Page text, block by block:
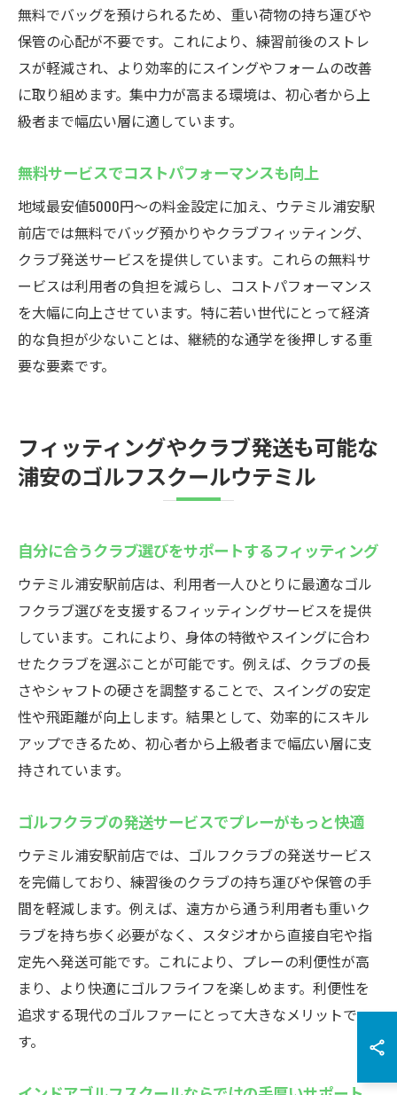
無料でバッグを預けられるため、重い荷物の持ち運びや
保管の心配が不要です。これにより、練習前後のストレ
スが軽減され、より効率的にスイングやフォームの改善
に取り組めます。集中力が高まる環境は、初心者から上
級者まで幅広い層に適しています。
無料サービスでコストパフォーマンスも向上
地域最安値5000円〜の料金設定に加え、ウテミル浦安駅
前店では無料でバッグ預かりやクラブフィッティング、
クラブ発送サービスを提供しています。これらの無料サ
ービスは利用者の負担を減らし、コストパフォーマンス
を大幅に向上させています。特に若い世代にとって経済
的な負担が少ないことは、継続的な通学を後押しする重
要な要素です。
フィッティングやクラブ発送も可能な
浦安のゴルフスクールウテミル
自分に合うクラブ選びをサポートするフィッティング
ウテミル浦安駅前店は、利用者一人ひとりに最適なゴル
フクラブ選びを支援するフィッティングサービスを提供
しています。これにより、身体の特徴やスイングに合わ
せたクラブを選ぶことが可能です。例えば、クラブの長
さやシャフトの硬さを調整することで、スイングの安定
性や飛距離が向上します。結果として、効率的にスキル
アップできるため、初心者から上級者まで幅広い層に支
持されています。
ゴルフクラブの発送サービスでプレーがもっと快適
ウテミル浦安駅前店では、ゴルフクラブの発送サービス
を完備しており、練習後のクラブの持ち運びや保管の手
間を軽減します。例えば、遠方から通う利用者も重いク
ラブを持ち歩く必要がなく、スタジオから直接自宅や指
定先へ発送可能です。これにより、プレーの利便性が高
まり、より快適にゴルフライフを楽しめます。利便性を
追求する現代のゴルファーにとって大きなメリットで
す。